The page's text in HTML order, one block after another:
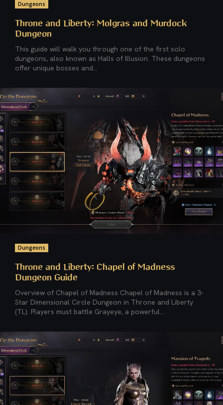
Dungeons
Throne and Liberty: Molgras and Murdock
Dungeon
This guide will walk you through one of the first solo
dungeons, also known as Halls of Illusion. These dungeons
offer unique bosses and...
Dungeons
Throne and Liberty: Chapel of Madness
Dungeon Guide
Overview of Chapel of Madness Chapel of Madness is a 3-
Star Dimensional Circle Dungeon in Throne and Liberty
(TL). Players must battle Grayeye, a powerful...